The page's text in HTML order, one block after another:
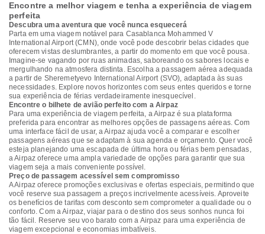
Encontre a melhor viagem e tenha a experiência de viagem
perfeita
Descubra uma aventura que você nunca esquecerá
Parta em uma viagem notável para Casablanca Mohammed V
International Airport (CMN), onde você pode descobrir belas cidades que
oferecem vistas deslumbrantes, a partir do momento em que você pousa.
Imagine-se vagando por ruas animadas, saboreando os sabores locais e
mergulhando na atmosfera distinta. Escolha a passagem aérea adequada
a partir de Sheremetyevo International Airport (SVO), adaptada às suas
necessidades. Explore novos horizontes com seus entes queridos e torne
sua experiência de férias verdadeiramente inesquecível.
Encontre o bilhete de avião perfeito com a Airpaz
Para uma experiência de viagem perfeita, a Airpaz é sua plataforma
preferida para encontrar as melhores opções de passagens aéreas. Com
uma interface fácil de usar, a Airpaz ajuda você a comparar e escolher
passagens aéreas que se adaptam à sua agenda e orçamento. Quer você
esteja planejando uma escapada de última hora ou férias bem pensadas,
a Airpaz oferece uma ampla variedade de opções para garantir que sua
viagem seja a mais conveniente possível.
Preço de passagem acessível sem compromisso
A Airpaz oferece promoções exclusivas e ofertas especiais, permitindo que
você reserve sua passagem a preços incrivelmente acessíveis. Aproveite
os benefícios de tarifas com desconto sem comprometer a qualidade ou o
conforto. Com a Airpaz, viajar para o destino dos seus sonhos nunca foi
tão fácil. Reserve seu voo barato com a Airpaz para uma experiência de
viagem excepcional e economias imbatíveis.